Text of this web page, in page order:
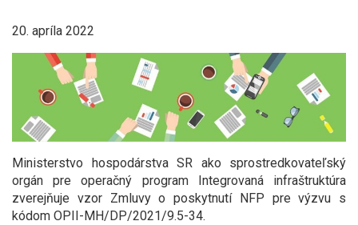
20. apríla 2022
Ministerstvo hospodárstva SR ako sprostredkovateľský
orgán pre operačný program Integrovaná infraštruktúra
zverejňuje vzor Zmluvy o poskytnutí NFP pre výzvu s
kódom OPII-MH/DP/2021/9.5-34.